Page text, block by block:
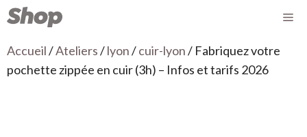
Accueil/Ateliers/lyon/cuir-lyon/ Fabriquez votre
pochette zippée en cuir (3h) – Infos et tarifs 2026